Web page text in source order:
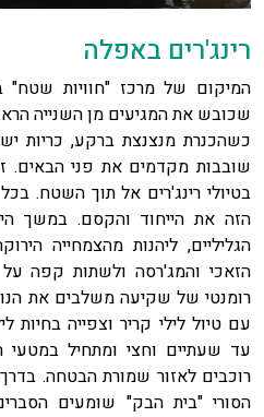
רינג'רים באפלה
המיקום של מרכז "חוויות
שכובש את המגיעים מן השנייה
כשהכנרת מנצנצת ברקע, כריות
שובבות מקדמים את פני הבאים.
בטיולי רינג'רים אל תוך השטח.
הזה את הייחוד והקסם. במשך
הגליליים, ליהנות מהצמחייה
הזאכי והמג'רסה ולשתות קפה
רומנטי של שקיעה משלבים את
עם טיול לילי קריר וצפייה בחיות
עד שעתיים וחצי ומתחיל
רוכבים לאזור שמורת הבטחה.
הסורי "בית הבק" שומעים